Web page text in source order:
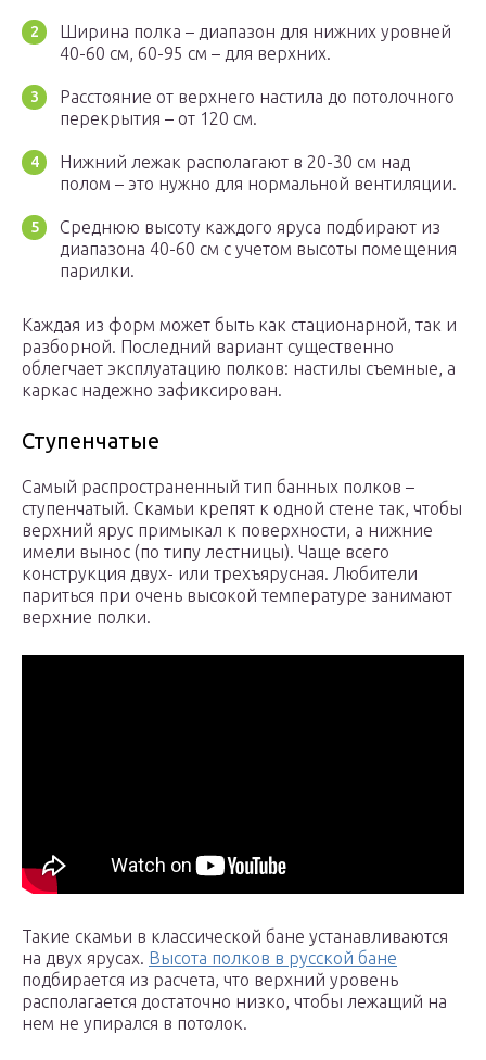
Ширина полка – диапазон для нижних уровней
40-60 см, 60-95 см – для верхних.
Расстояние от верхнего настила до потолочного
перекрытия – от 120 см.
Нижний лежак располагают в 20-30 см над
полом – это нужно для нормальной вентиляции.
Среднюю высоту каждого яруса подбирают из
диапазона 40-60 см с учетом высоты помещения
парилки.
Каждая из форм может быть как стационарной, так и
разборной. Последний вариант существенно
облегчает эксплуатацию полков: настилы съемные, а
каркас надежно зафиксирован.
Ступенчатые
Самый распространенный тип банных полков –
ступенчатый. Скамьи крепят к одной стене так, чтобы
верхний ярус примыкал к поверхности, а нижние
имели вынос (по типу лестницы). Чаще всего
конструкция двух- или трехъярусная. Любители
париться при очень высокой температуре занимают
верхние полки.
Такие скамьи в классической бане устанавливаются
на двух ярусах. Высота полков в русской бане
подбирается из расчета, что верхний уровень
располагается достаточно низко, чтобы лежащий на
нем не упирался в потолок.